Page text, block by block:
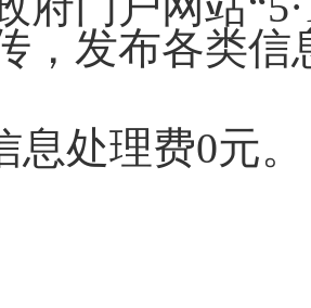
，发布各类信
息处理费0元。